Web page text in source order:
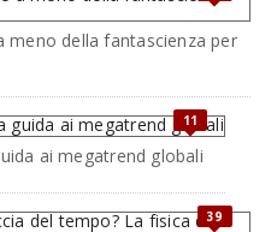
meno della fantascienza per
11
ai megatrend globali
39